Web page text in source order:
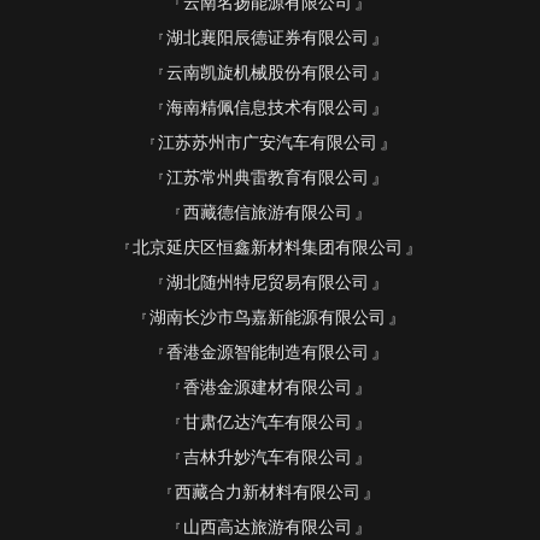
湖北襄阳辰德证券有限公司
云南凯旋机械股份有限公司
海南精佩信息技术有限公司
江苏苏州市广安汽车有限公司
江苏常州典雷教育有限公司
西藏德信旅游有限公司
北京延庆区恒鑫新材料集团有限公司
湖北随州特尼贸易有限公司
湖南长沙市鸟嘉新能源有限公司
香港金源智能制造有限公司
香港金源建材有限公司
甘肃亿达汽车有限公司
吉林升妙汽车有限公司
西藏合力新材料有限公司
山西高达旅游有限公司